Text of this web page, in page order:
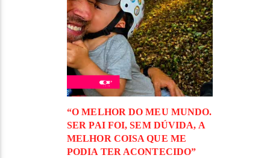
“O MELHOR DO MEU MUNDO.
SER PAI FOI, SEM DÚVIDA, A
MELHOR COISA QUE ME
PODIA TER ACONTECIDO”